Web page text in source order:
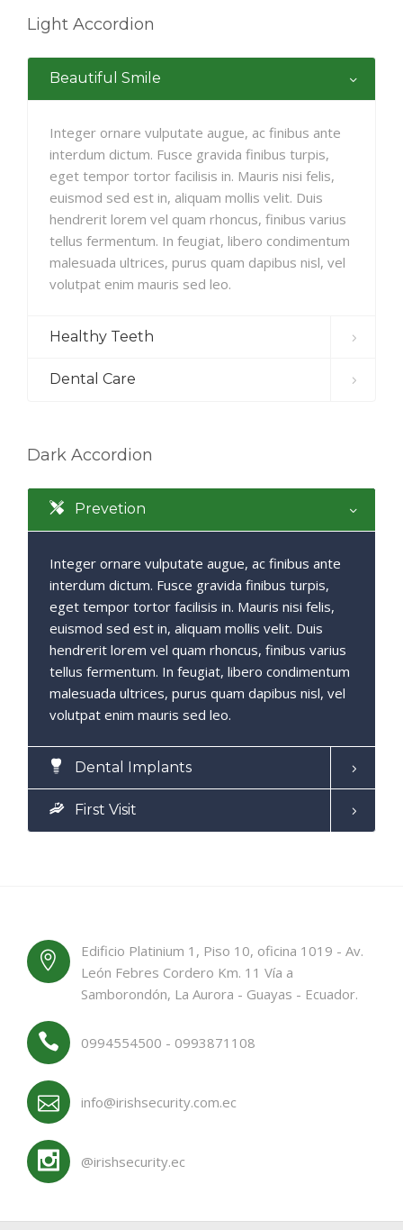
Light Accordion
Beautiful Smile
Integer ornare vulputate augue, ac finibus ante
interdum dictum. Fusce gravida finibus turpis,
eget tempor tortor facilisis in. Mauris nisi felis,
euismod sed est in, aliquam mollis velit. Duis
hendrerit lorem vel quam rhoncus, finibus varius
tellus fermentum. In feugiat, libero condimentum
malesuada ultrices, purus quam dapibus nisl, vel
volutpat enim mauris sed leo.
Healthy Teeth
Dental Care
Dark Accordion
Prevetion
Integer ornare vulputate augue, ac finibus ante
interdum dictum. Fusce gravida finibus turpis,
eget tempor tortor facilisis in. Mauris nisi felis,
euismod sed est in, aliquam mollis velit. Duis
hendrerit lorem vel quam rhoncus, finibus varius
tellus fermentum. In feugiat, libero condimentum
malesuada ultrices, purus quam dapibus nisl, vel
volutpat enim mauris sed leo.
Dental Implants
First Visit
Edificio Platinium 1, Piso 10, oficina 1019 - Av.
León Febres Cordero Km. 11 Vía a
Samborondón, La Aurora - Guayas - Ecuador.
0994554500 - 0993871108
info@irishsecurity.com.ec
@irishsecurity.ec